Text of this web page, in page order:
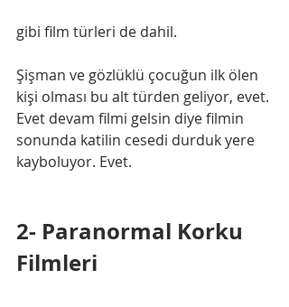
gibi film türleri de dahil.
Şişman ve gözlüklü çocuğun ilk ölen
kişi olması bu alt türden geliyor, evet.
Evet devam filmi gelsin diye filmin
sonunda katilin cesedi durduk yere
kayboluyor. Evet.
2- Paranormal Korku
Filmleri